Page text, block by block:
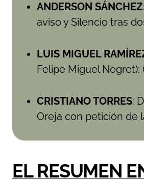
ANDERSON SÁNCHEZ
aviso y Silencio tras
LUIS MIGUEL
Felipe Miguel Negret):
CRISTIANO TORRES:
Oreja con petición de
EL RESUMEN